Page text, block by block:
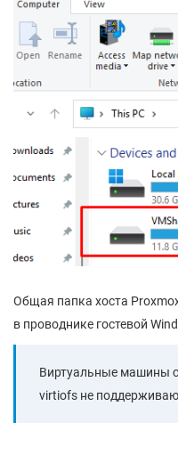
Общая папка хоста
в проводнике гостевой
Виртуальные машины
virtiofs не